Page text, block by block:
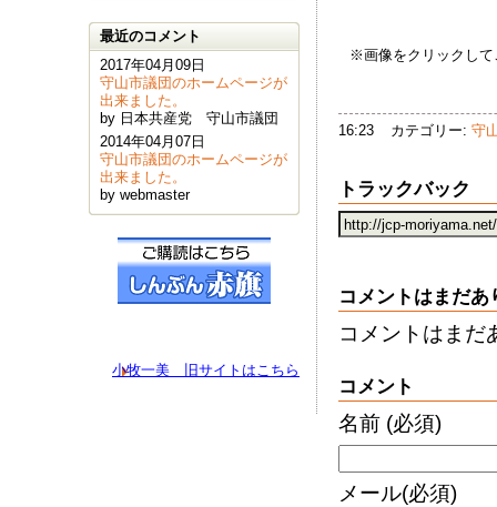
※画像をクリックして
16:23 カテゴリー: 守
トラックバック
コメントはまだあ
コメントはまだ
コメント
名前 (必須)
メール(必須)
最近のコメント
2017年04月09日
守山市議団のホームページが
出来ました。
by 日本共産党 守山市議団
2014年04月07日
守山市議団のホームページが
出来ました。
by webmaster
小牧一美 旧サイトはこちら